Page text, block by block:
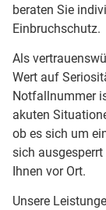
beraten Sie
Einbruchschutz.
Als
Wert auf
Notfallnummer
akuten
ob es sich um
sich
Ihnen vor Ort.
Unsere